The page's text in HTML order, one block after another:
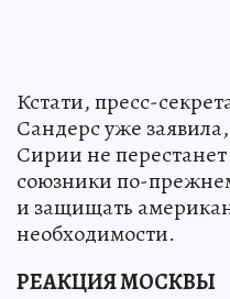
Кстати, пресс-
Сандерс уже
Сирии не
союзники по-
и защищать
необходимости.
РЕАКЦИЯ МОСКВЫ